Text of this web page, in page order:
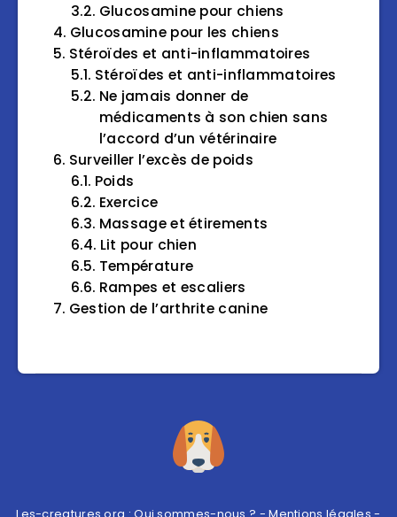
Glucosamine pour chiens
Glucosamine pour les chiens
Stéroïdes et anti-inflammatoires
Stéroïdes et anti-inflammatoires
Ne jamais donner de
médicaments à son chien sans
l’accord d’un vétérinaire
Surveiller l’excès de poids
Poids
Exercice
Massage et étirements
Lit pour chien
Température
Rampes et escaliers
Gestion de l’arthrite canine